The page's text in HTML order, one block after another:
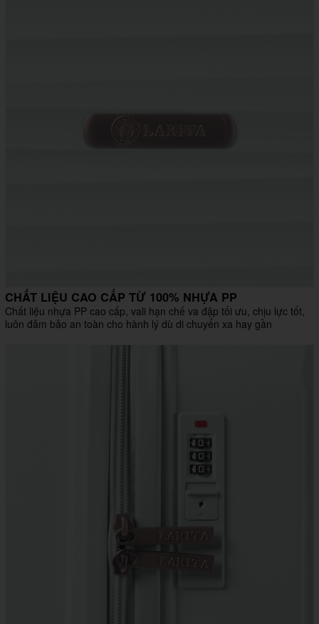
CHẤT LIỆU CAO CẤP TỪ 100% NHỰA PP
Chất liệu nhựa PP cao cấp, vali hạn chế va đập tối ưu, chịu lực tốt,
luôn đảm bảo an toàn cho hành lý dù di chuyển xa hay gần